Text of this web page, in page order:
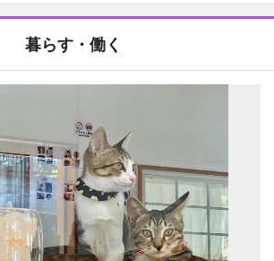
暮らす・働く